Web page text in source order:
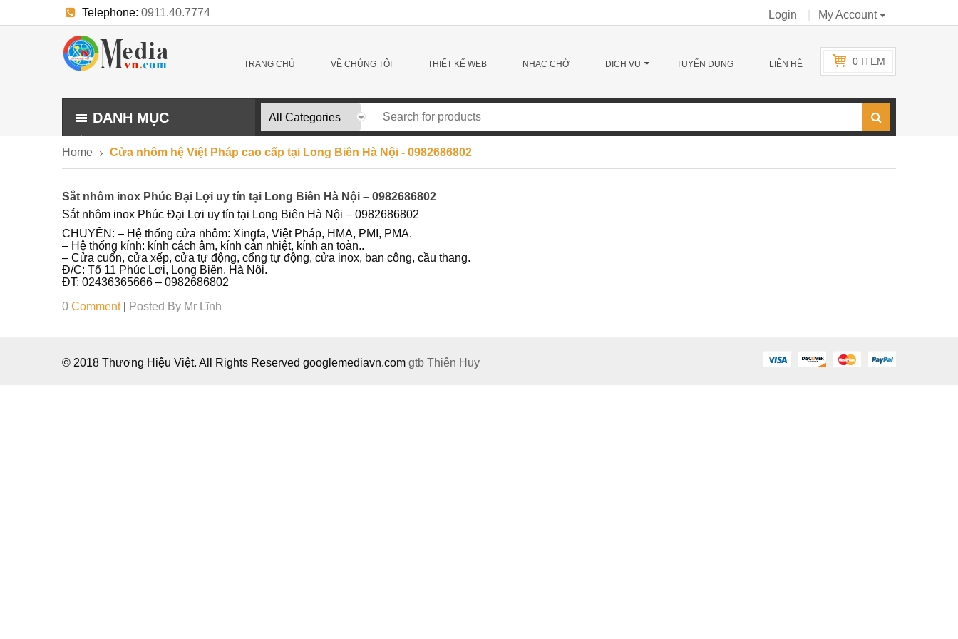
Telephone: 0911.40.7774
E-mail:trangthuonghieu.kythuat@gmail.com
My Account
Login
TRANG CHỦ VỀ CHÚNG TÔI THIẾT KẾ WEB NHẠC CHỜ DỊCH VỤ TUYỂN DỤNG LIÊN HỆ 0 ITEM
DANH MỤC
Home Cửa nhôm hệ Việt Pháp cao cấp tại Long Biên Hà Nội - 0982686802
Sắt nhôm inox Phúc Đại Lợi uy tín tại Long Biên Hà Nội – 0982686802
Sắt nhôm inox Phúc Đại Lợi uy tín tại Long Biên Hà Nội – 0982686802
CHUYÊN: – Hệ thống cửa nhôm: Xingfa, Việt Pháp, HMA, PMI, PMA.
– Hệ thống kính: kính cách âm, kính cản nhiệt, kính an toàn..
– Cửa cuốn, cửa xếp, cửa tự động, cổng tự động, cửa inox, ban công, cầu thang.
Đ/C: Tổ 11 Phúc Lợi, Long Biên, Hà Nội.
ĐT: 02436365666 – 0982686802
0 Comment Posted By Mr Lĩnh
© 2018 Thương Hiệu Việt. All Rights Reserved googlemediavn.com gtb Thiên Huy